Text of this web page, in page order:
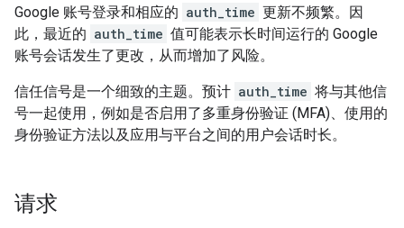
Google 账号登录和相应的 auth_time 更新不频繁。因
此，最近的 auth_time 值可能表示长时间运行的 Google
账号会话发生了更改，从而增加了风险。
信任信号是一个细致的主题。预计 auth_time 将与其他信
号一起使用，例如是否启用了多重身份验证 (MFA)、使用的
身份验证方法以及应用与平台之间的用户会话时长。
请求